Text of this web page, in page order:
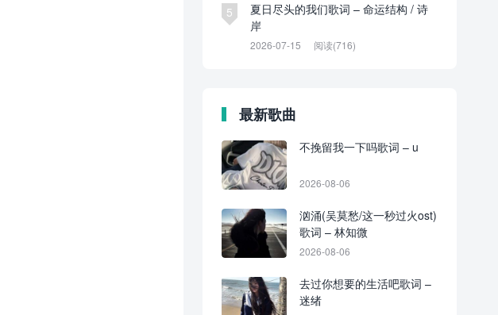
5
夏日尽头的我们歌词 – 命运结构 / 诗
岸
2026-07-15 阅读(716)
最新歌曲
不挽留我一下吗歌词 – u
2026-08-06
汹涌(吴莫愁/这一秒过火ost)
歌词 – 林知微
2026-08-06
去过你想要的生活吧歌词 –
迷绪